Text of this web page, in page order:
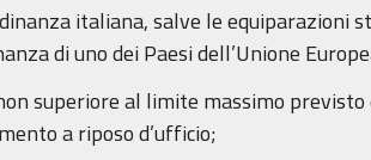
italiana, salve le equiparazioni
di uno dei Paesi dell’Unione
superiore al limite massimo
a riposo d’ufficio;